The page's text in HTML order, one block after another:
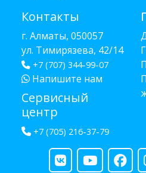
Контакты
г. Алматы, 050057
ул. Тимирязева, 42/14
+7 (707) 344-99-07
Напишите нам
Сервисный
центр
+7 (705) 216-37-79